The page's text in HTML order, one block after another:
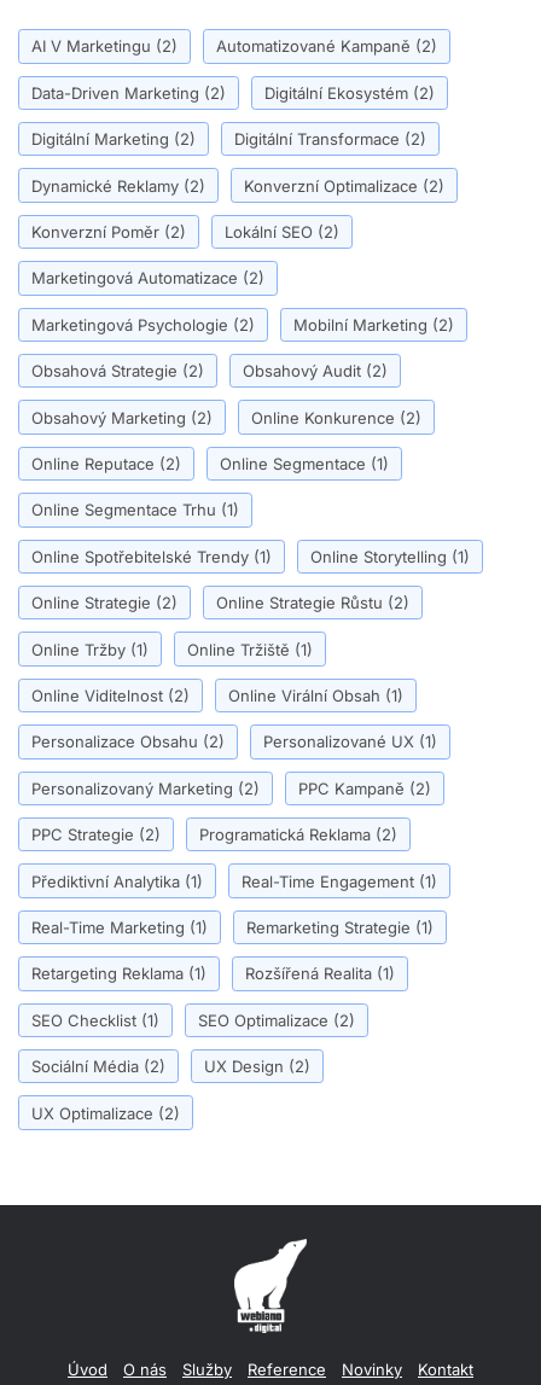
AI V Marketingu (2) Automatizované Kampaně (2)
Data-Driven Marketing (2) Digitální Ekosystém (2)
Digitální Marketing (2) Digitální Transformace (2)
Dynamické Reklamy (2) Konverzní Optimalizace (2)
Konverzní Poměr (2) Lokální SEO (2)
Marketingová Automatizace (2)
Marketingová Psychologie (2) Mobilní Marketing (2)
Obsahová Strategie (2) Obsahový Audit (2)
Obsahový Marketing (2) Online Konkurence (2)
Online Reputace (2) Online Segmentace (1)
Online Segmentace Trhu (1)
Online Spotřebitelské Trendy (1) Online Storytelling (1)
Online Strategie (2) Online Strategie Růstu (2)
Online Tržby (1) Online Tržiště (1)
Online Viditelnost (2) Online Virální Obsah (1)
Personalizace Obsahu (2) Personalizované UX (1)
Personalizovaný Marketing (2) PPC Kampaně (2)
PPC Strategie (2) Programatická Reklama (2)
Přediktivní Analytika (1) Real-Time Engagement (1)
Real-Time Marketing (1) Remarketing Strategie (1)
Retargeting Reklama (1) Rozšířená Realita (1)
SEO Checklist (1) SEO Optimalizace (2)
Sociální Média (2) UX Design (2)
UX Optimalizace (2)
Úvod O nás Služby Reference Novinky Kontakt